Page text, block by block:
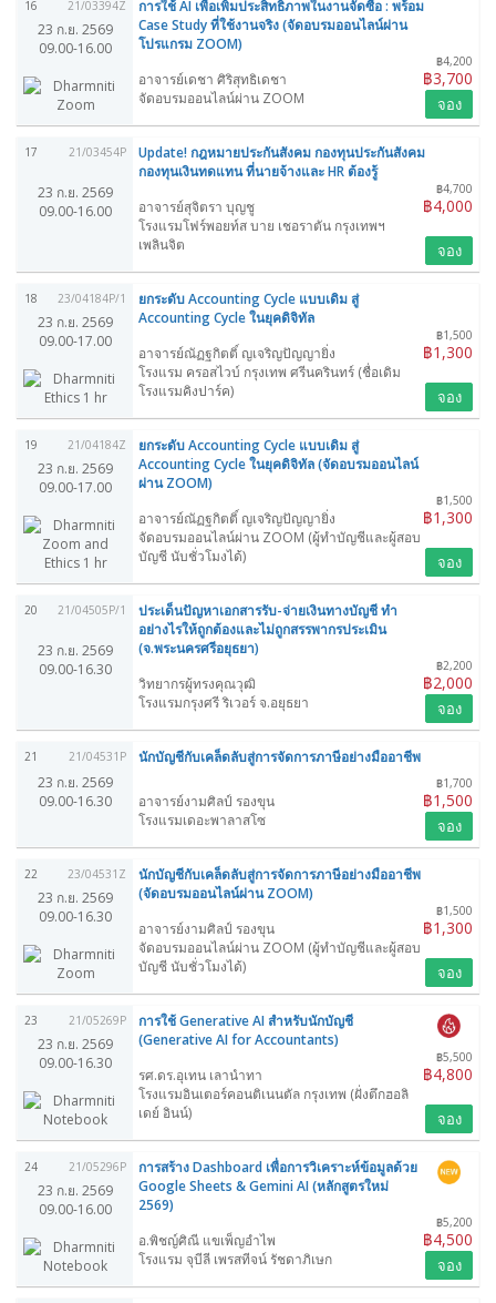
16 21/03394Z
23 ก.ย. 2569
09.00-16.00
การใช้ AI เพื่อเพิ่มประสิทธิภาพในงานจัดซื้อ : พร้อม
Case Study ที่ใช้งานจริง (จัดอบรมออนไลน์ผ่าน
โปรแกรม ZOOM)
฿4,200
฿3,700
อาจารย์เดชา ศิริสุทธิเดชา
จัดอบรมออนไลน์ผ่าน ZOOM
จอง
17 21/03454P
23 ก.ย. 2569
09.00-16.00
Update! กฎหมายประกันสังคม กองทุนประกันสังคม
กองทุนเงินทดแทน ที่นายจ้างและ HR ต้องรู้
฿4,700
฿4,000
อาจารย์สุจิตรา บุญชู
โรงแรมโฟร์พอยท์ส บาย เชอราตัน กรุงเทพฯ
เพลินจิต
จอง
18 23/04184P/1
23 ก.ย. 2569
09.00-17.00
ยกระดับ Accounting Cycle แบบเดิม สู่
Accounting Cycle ในยุคดิจิทัล
฿1,500
฿1,300
อาจารย์ณัฏฐกิตติ์ ญเจริญปัญญายิ่ง
โรงแรม ครอสไวบ์ กรุงเทพ ศรีนครินทร์ (ชื่อเดิม
โรงแรมคิงปาร์ค)
จอง
19 21/04184Z
23 ก.ย. 2569
09.00-17.00
ยกระดับ Accounting Cycle แบบเดิม สู่
Accounting Cycle ในยุคดิจิทัล (จัดอบรมออนไลน์
ผ่าน ZOOM)
฿1,500
฿1,300
อาจารย์ณัฏฐกิตติ์ ญเจริญปัญญายิ่ง
จัดอบรมออนไลน์ผ่าน ZOOM (ผู้ทำบัญชีและผู้สอบ
บัญชี นับชั่วโมงได้)
จอง
20 21/04505P/1
23 ก.ย. 2569
09.00-16.30
ประเด็นปัญหาเอกสารรับ-จ่ายเงินทางบัญชี ทำ
อย่างไรให้ถูกต้องและไม่ถูกสรรพากรประเมิน
(จ.พระนครศรีอยุธยา)
฿2,200
฿2,000
วิทยากรผู้ทรงคุณวุฒิ
โรงแรมกรุงศรี ริเวอร์ จ.อยุธยา
จอง
21 21/04531P
23 ก.ย. 2569
09.00-16.30
นักบัญชีกับเคล็ดลับสู่การจัดการภาษีอย่างมืออาชีพ
฿1,700
฿1,500
อาจารย์งามศิลป์ รองขุน
โรงแรมเดอะพาลาสโซ
จอง
22 23/04531Z
23 ก.ย. 2569
09.00-16.30
นักบัญชีกับเคล็ดลับสู่การจัดการภาษีอย่างมืออาชีพ
(จัดอบรมออนไลน์ผ่าน ZOOM)
฿1,500
฿1,300
อาจารย์งามศิลป์ รองขุน
จัดอบรมออนไลน์ผ่าน ZOOM (ผู้ทำบัญชีและผู้สอบ
บัญชี นับชั่วโมงได้)
จอง
23 21/05269P
23 ก.ย. 2569
09.00-16.30
การใช้ Generative AI สำหรับนักบัญชี
(Generative AI for Accountants)
฿5,500
฿4,800
รศ.ดร.อุเทน เลานำทา
โรงแรมอินเตอร์คอนติเนนตัล กรุงเทพ (ฝั่งตึกฮอลิ
เดย์ อินน์)
จอง
24 21/05296P
23 ก.ย. 2569
09.00-16.00
การสร้าง Dashboard เพื่อการวิเคราะห์ข้อมูลด้วย
Google Sheets & Gemini AI (หลักสูตรใหม่
2569)
฿5,200
฿4,500
อ.พิชญ์ศิณี แขเพ็ญอำไพ
โรงแรม จุบีลี เพรสทีจน์ รัชดาภิเษก
จอง